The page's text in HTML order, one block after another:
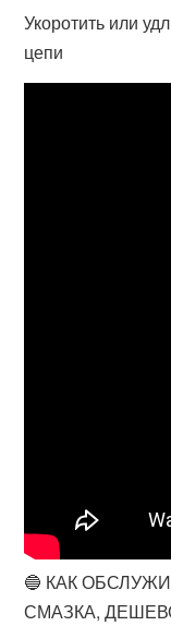
Укоротить или
цепи
🔵 КАК
СМАЗКА,